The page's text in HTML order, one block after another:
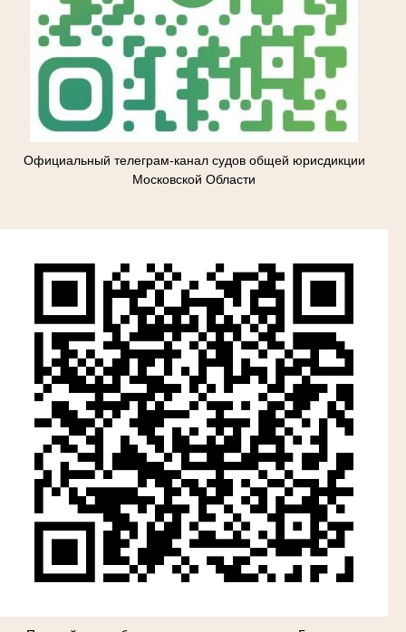
Официальный телеграм-канал судов общей юрисдикции
Московской Области